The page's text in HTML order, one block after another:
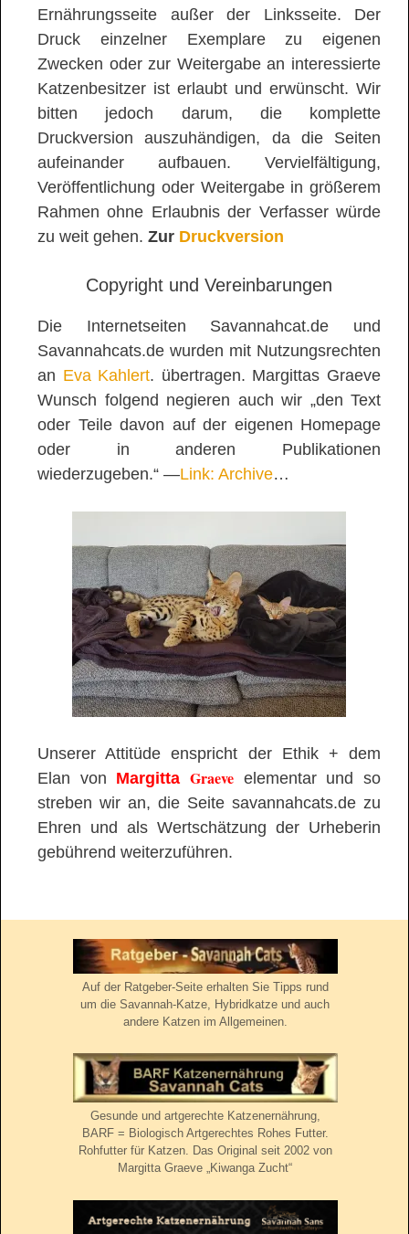
Ernährungsseite außer der Linksseite. Der
Druck einzelner Exemplare zu eigenen
Zwecken oder zur Weitergabe an interessierte
Katzenbesitzer ist erlaubt und erwünscht. Wir
bitten jedoch darum, die komplette
Druckversion auszuhändigen, da die Seiten
aufeinander aufbauen. Vervielfältigung,
Veröffentlichung oder Weitergabe in größerem
Rahmen ohne Erlaubnis der Verfasser würde
zu weit gehen. Zur Druckversion
Copyright und Vereinbarungen
Die Internetseiten Savannahcat.de und
Savannahcats.de wurden mit Nutzungsrechten
an Eva Kahlert. übertragen. Margittas Graeve
Wunsch folgend negieren auch wir „den Text
oder Teile davon auf der eigenen Homepage
oder in anderen Publikationen
wiederzugeben.“ —Link: Archive…
Unserer Attitüde enspricht der Ethik + dem
Elan von MargittaGraeve elementar und so
streben wir an, die Seite savannahcats.de zu
Ehren und als Wertschätzung der Urheberin
gebührend weiterzuführen.
Auf der Ratgeber-Seite erhalten Sie Tipps rund
um die Savannah-Katze, Hybridkatze und auch
andere Katzen im Allgemeinen.
Gesunde und artgerechte Katzenernährung,
BARF = Biologisch Artgerechtes Rohes Futter.
Rohfutter für Katzen. Das Original seit 2002 von
Margitta Graeve „Kiwanga Zucht“